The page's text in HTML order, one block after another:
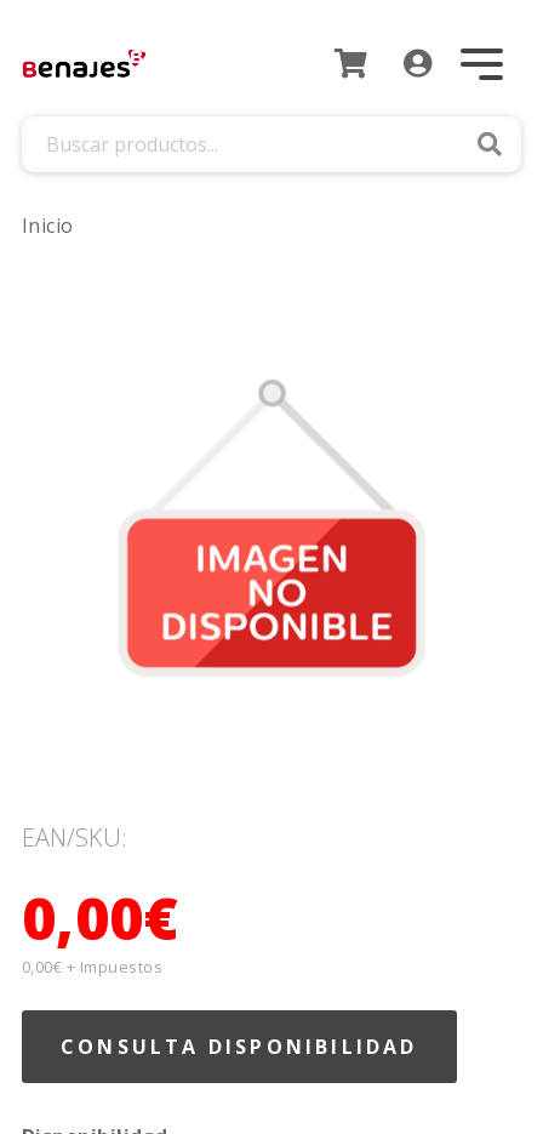
Inicio
EAN/SKU:
0,00€
0,00€ + Impuestos
CONSULTA DISPONIBILIDAD